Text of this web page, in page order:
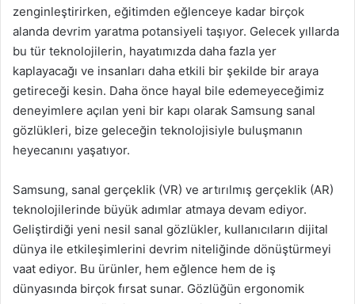
zenginleştirirken, eğitimden eğlenceye kadar birçok
alanda devrim yaratma potansiyeli taşıyor. Gelecek yıllarda
bu tür teknolojilerin, hayatımızda daha fazla yer
kaplayacağı ve insanları daha etkili bir şekilde bir araya
getireceği kesin. Daha önce hayal bile edemeyeceğimiz
deneyimlere açılan yeni bir kapı olarak Samsung sanal
gözlükleri, bize geleceğin teknolojisiyle buluşmanın
heyecanını yaşatıyor.
Samsung, sanal gerçeklik (VR) ve artırılmış gerçeklik (AR)
teknolojilerinde büyük adımlar atmaya devam ediyor.
Geliştirdiği yeni nesil sanal gözlükler, kullanıcıların dijital
dünya ile etkileşimlerini devrim niteliğinde dönüştürmeyi
vaat ediyor. Bu ürünler, hem eğlence hem de iş
dünyasında birçok fırsat sunar. Gözlüğün ergonomik